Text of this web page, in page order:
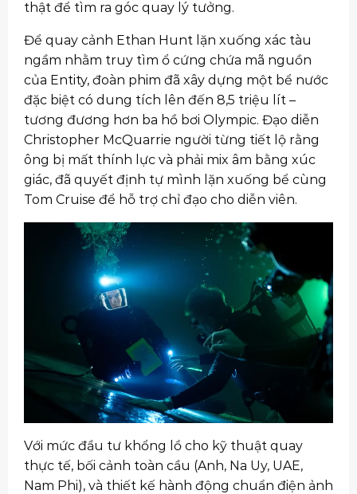
thật để tìm ra góc quay lý tưởng.
Để quay cảnh Ethan Hunt lặn xuống xác tàu
ngầm nhằm truy tìm ổ cứng chứa mã nguồn
của Entity, đoàn phim đã xây dựng một bể nước
đặc biệt có dung tích lên đến 8,5 triệu lít –
tương đương hơn ba hồ bơi Olympic. Đạo diễn
Christopher McQuarrie người từng tiết lộ rằng
ông bị mất thính lực và phải mix âm bằng xúc
giác, đã quyết định tự mình lặn xuống bể cùng
Tom Cruise để hỗ trợ chỉ đạo cho diễn viên.
Với mức đầu tư khổng lồ cho kỹ thuật quay
thực tế, bối cảnh toàn cầu (Anh, Na Uy, UAE,
Nam Phi), và thiết kế hành động chuẩn điện ảnh